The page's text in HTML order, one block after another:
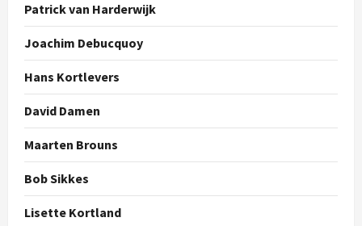
Patrick van Harderwijk
Joachim Debucquoy
Hans Kortlevers
David Damen
Maarten Brouns
Bob Sikkes
Lisette Kortland